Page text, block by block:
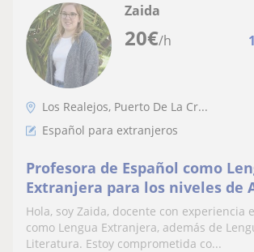
20€/h
Zaida
Los Realejos, Puerto De La Cr...
Español para extranjeros
Profesora de Español como
Extranjera para los niveles de
y C1-C2.
Hola, soy Zaida, docente con experiencia
como Lengua Extranjera, además de
Literatura. Estoy comprometida co...